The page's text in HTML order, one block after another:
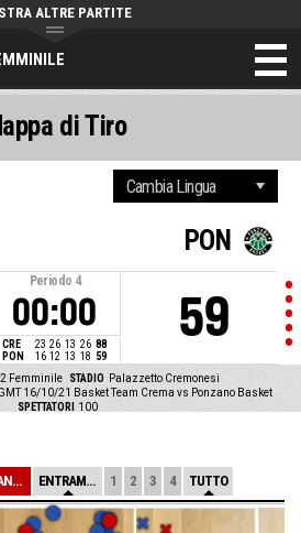
ALTRE PARTITE
Periodo 4
00:00
CRE 23 26 13 26 88
PON
16 12 13 18 59
PON
59
Femminile STADIO
Palazzetto Cremonesi
16/10/21 Basket Team Crema vs Ponzano Basket
SPETTATORI
100
di Tiro
PONZANO BASKET ENTRAMBE 1 2 3 4 TUTTO